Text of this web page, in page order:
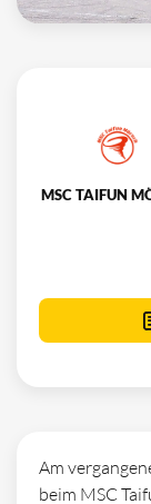
MSC TAIFUN
Am
beim MSC